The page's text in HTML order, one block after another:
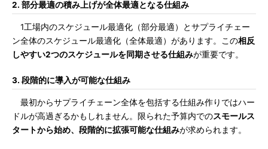
2. 部分最適の積み上げが全体最適となる仕組み
1工場内のスケジュール最適化（部分最適）とサプライチェー
ン全体のスケジュール最適化（全体最適）があります。この相反
しやすい2つのスケジュールを同期させる仕組みが重要です。
3. 段階的に導入が可能な仕組み
最初からサプライチェーン全体を包括する仕組み作りではハー
ドルが高過ぎるかもしれません。限られた予算内でのスモールス
タートから始め、段階的に拡張可能な仕組みが求められます。